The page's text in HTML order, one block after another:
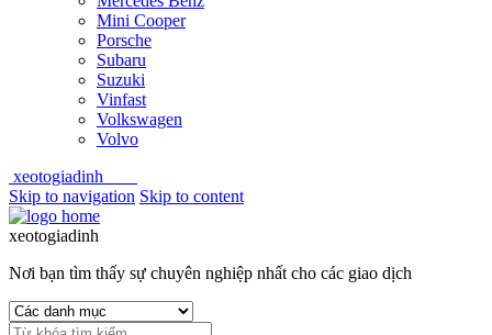
Mini Cooper
Porsche
Subaru
Suzuki
Vinfast
Volkswagen
Volvo
xeotogiadinh
Skip to navigation Skip to content
xeotogiadinh
Nơi bạn tìm thấy sự chuyên nghiệp nhất cho các giao dịch